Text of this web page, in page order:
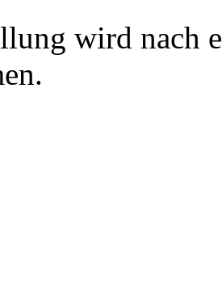
wird nach